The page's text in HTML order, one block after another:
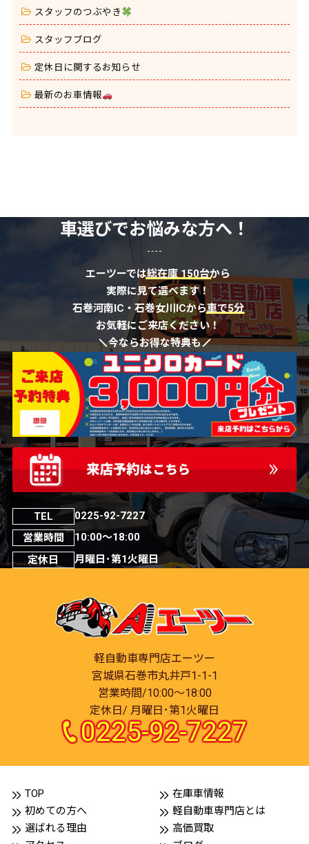
スタッフのつぶやき
スタッフブログ
定休日に関するお知らせ
最新のお車情報
車選びでお悩みな方へ！
エーツーでは総在庫 150台から
実際に見て選べます！
石巻河南IC・石巻女川ICから車で5分
お気軽にご来店ください！
今ならお得な特典も
TEL
0225-92-7227
営業時間
10:00～18:00
定休日
月曜日･第1火曜日
軽自動車専門店エーツー
宮城県石巻市丸井戸1-1-1
営業時間/10:00～18:00
定休日/ 月曜日･第1火曜日
0225-92-7227
TOP
在庫車情報
初めての方へ
軽自動車専門店とは
選ばれる理由
高価買取